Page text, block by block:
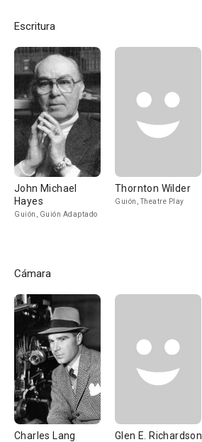
Escritura
John Michael
Hayes
Guión, Guión Adaptado
Thornton Wilder
Guión, Theatre Play
Cámara
Charles Lang Glen E. Richardson